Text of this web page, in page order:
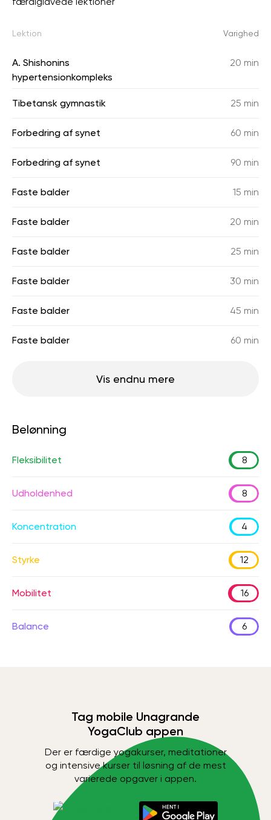
Lektion Varighed
A. Shishonins
hypertensionkompleks
20 min
Tibetansk gymnastik 25 min
Forbedring af synet 60 min
Forbedring af synet 90 min
Faste balder 15 min
Faste balder 20 min
Faste balder 25 min
Faste balder 30 min
Faste balder 45 min
Faste balder 60 min
Vis endnu mere
Belønning
Fleksibilitet 8
Udholdenhed 8
Koncentration 4
Styrke 12
Mobilitet 16
Balance 6
Tag mobile Unagrande
YogaClub appen
Der er færdige yogakurser, meditationer
og intensive kurser til løsning af de mest
varierede opgaver i appen.